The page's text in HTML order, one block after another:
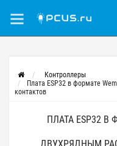
Контроллеры
Плата ESP32 в формате
контактов
ПЛАТА ESP32 В